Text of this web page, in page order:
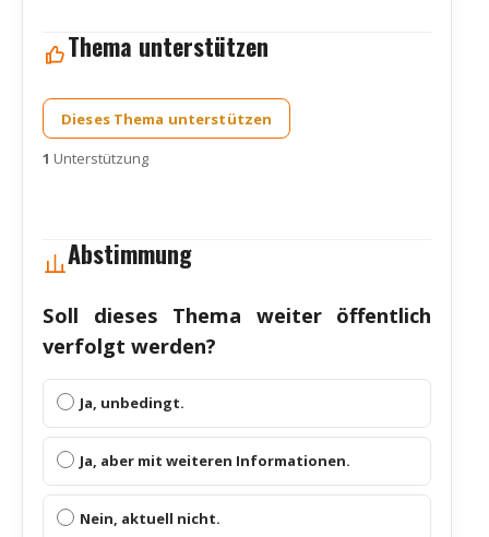
Thema unterstützen
Dieses Thema unterstützen
1 Unter­stüt­zung
Abstimmung
Soll die­ses The­ma wei­ter öffent­lich
ver­folgt wer­den?
Ja, unbe­dingt.
Ja, aber mit wei­te­ren Infor­ma­tio­nen.
Nein, aktu­ell nicht.